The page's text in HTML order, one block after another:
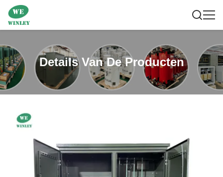
Details Van De Producten